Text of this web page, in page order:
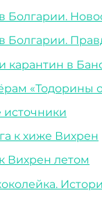
Болгарии.
Болгарии.
карантин в
«Тодорины
к хиже Вихрен
Вихрен летом